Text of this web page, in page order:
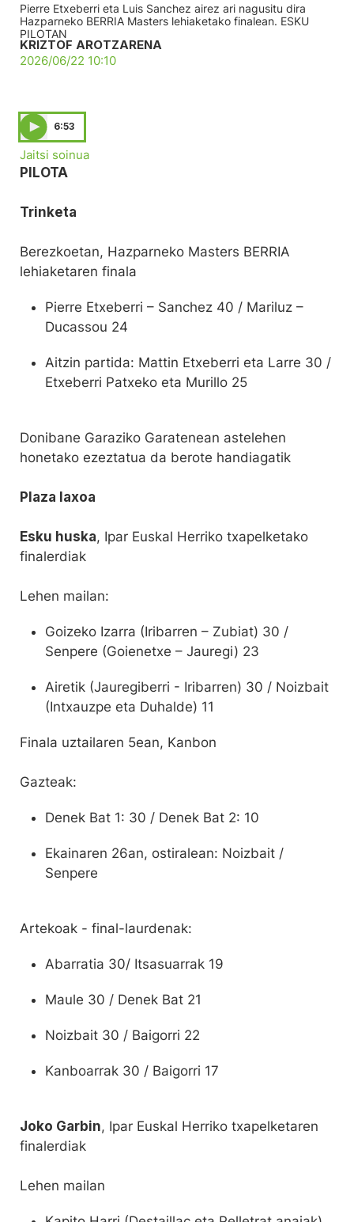
Pierre Etxeberri eta Luis Sanchez airez ari nagusitu dira
Hazparneko BERRIA Masters lehiaketako finalean. ESKU
PILOTAN
KRIZTOF AROTZARENA
2026/06/22 10:10
6:53
Jaitsi soinua
PILOTA
Trinketa
Berezkoetan, Hazparneko Masters BERRIA
lehiaketaren finala
Pierre Etxeberri – Sanchez 40 / Mariluz –
Ducassou 24
Aitzin partida: Mattin Etxeberri eta Larre 30 /
Etxeberri Patxeko eta Murillo 25
Donibane Garaziko Garatenean astelehen
honetako ezeztatua da berote handiagatik
Plaza laxoa
Esku huska, Ipar Euskal Herriko txapelketako
finalerdiak
Lehen mailan:
Goizeko Izarra (Iribarren – Zubiat) 30 /
Senpere (Goienetxe – Jauregi) 23
Airetik (Jauregiberri - Iribarren) 30 / Noizbait
(Intxauzpe eta Duhalde) 11
Finala uztailaren 5ean, Kanbon
Gazteak:
Denek Bat 1: 30 / Denek Bat 2: 10
Ekainaren 26an, ostiralean: Noizbait /
Senpere
Artekoak - final-laurdenak:
Abarratia 30/ Itsasuarrak 19
Maule 30 / Denek Bat 21
Noizbait 30 / Baigorri 22
Kanboarrak 30 / Baigorri 17
Joko Garbin, Ipar Euskal Herriko txapelketaren
finalerdiak
Lehen mailan